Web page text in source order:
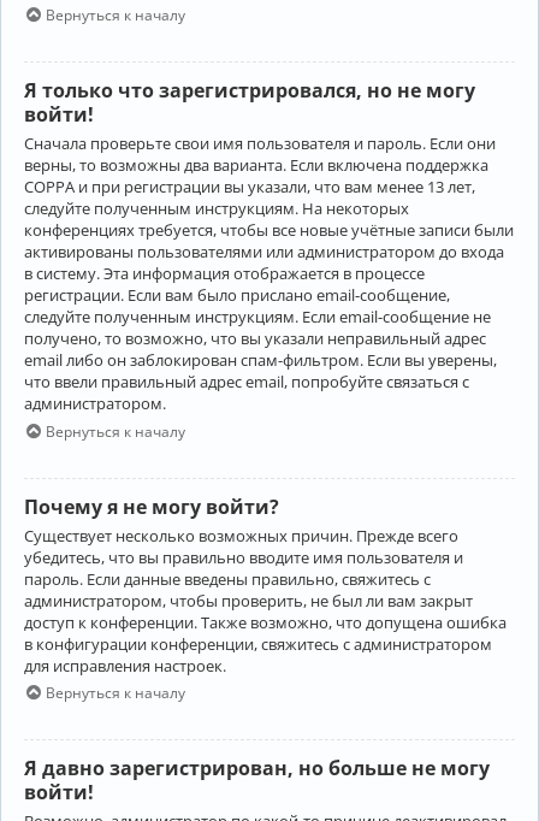
Вернуться к началу
Я только что зарегистрировался, но не могу
войти!
Сначала проверьте свои имя пользователя и пароль. Если они
верны, то возможны два варианта. Если включена поддержка
COPPA и при регистрации вы указали, что вам менее 13 лет,
следуйте полученным инструкциям. На некоторых
конференциях требуется, чтобы все новые учётные записи были
активированы пользователями или администратором до входа
в систему. Эта информация отображается в процессе
регистрации. Если вам было прислано email-сообщение,
следуйте полученным инструкциям. Если email-сообщение не
получено, то возможно, что вы указали неправильный адрес
email либо он заблокирован спам-фильтром. Если вы уверены,
что ввели правильный адрес email, попробуйте связаться с
администратором.
Вернуться к началу
Почему я не могу войти?
Существует несколько возможных причин. Прежде всего
убедитесь, что вы правильно вводите имя пользователя и
пароль. Если данные введены правильно, свяжитесь с
администратором, чтобы проверить, не был ли вам закрыт
доступ к конференции. Также возможно, что допущена ошибка
в конфигурации конференции, свяжитесь с администратором
для исправления настроек.
Вернуться к началу
Я давно зарегистрирован, но больше не могу
войти!